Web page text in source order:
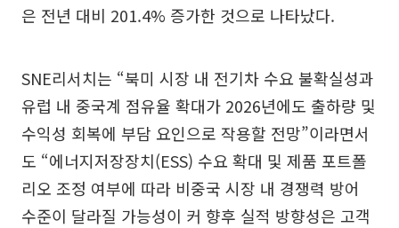
은 전년 대비 201.4% 증가한 것으로 나타났다.
SNE리서치는 “북미 시장 내 전기차 수요 불확실성과
유럽 내 중국계 점유율 확대가 2026년에도 출하량 및
수익성 회복에 부담 요인으로 작용할 전망”이라면서
도 “에너지저장장치(ESS) 수요 확대 및 제품 포트폴
리오 조정 여부에 따라 비중국 시장 내 경쟁력 방어
수준이 달라질 가능성이 커 향후 실적 방향성은 고객